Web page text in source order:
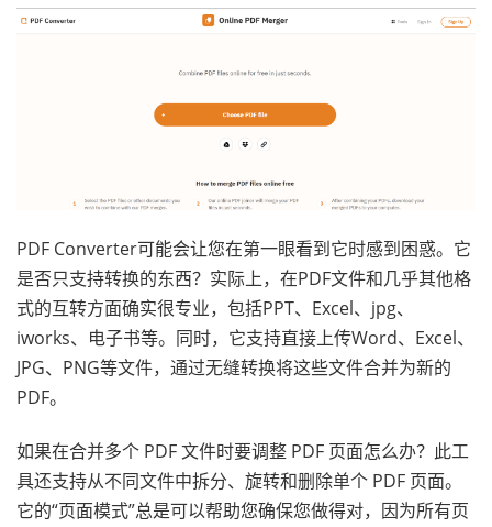
PDF Converter可能会让您在第一眼看到它时感到困惑。它
是否只支持转换的东西？实际上，在PDF文件和几乎其他格
式的互转方面确实很专业，包括PPT、Excel、jpg、
iworks、电子书等。同时，它支持直接上传Word、Excel、
JPG、PNG等文件，通过无缝转换将这些文件合并为新的
PDF。
如果在合并多个 PDF 文件时要调整 PDF 页面怎么办？此工
具还支持从不同文件中拆分、旋转和删除单个 PDF 页面。
它的“页面模式”总是可以帮助您确保您做得对，因为所有页